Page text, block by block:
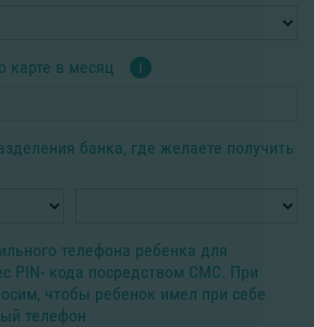
карте в месяц i
банка, где желаете получить
телефона ребенка для
PIN- кода посредством СМС. При
чтобы ребенок имел при себе
телефон